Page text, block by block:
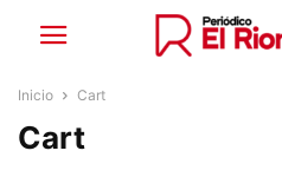
Inicio Cart
Cart